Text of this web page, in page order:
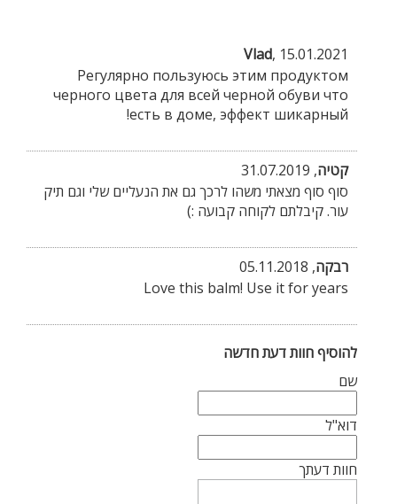
Vlad, 15.01.2021
Регулярно пользуюсь этим продуктом
черного цвета для всей черной обуви что
есть в доме, эффект шикарный!
קטיה,
31.07.2019
סוף סוף מצאתי משהו לרכך גם את הנעליים שלי וגם תיק
עור. קיבלתם לקוחה קבועה :)
רבקה,
05.11.2018
Love this balm! Use it for years
להוסיף חוות דעת חדשה
שם
דוא"ל
חוות דעתך